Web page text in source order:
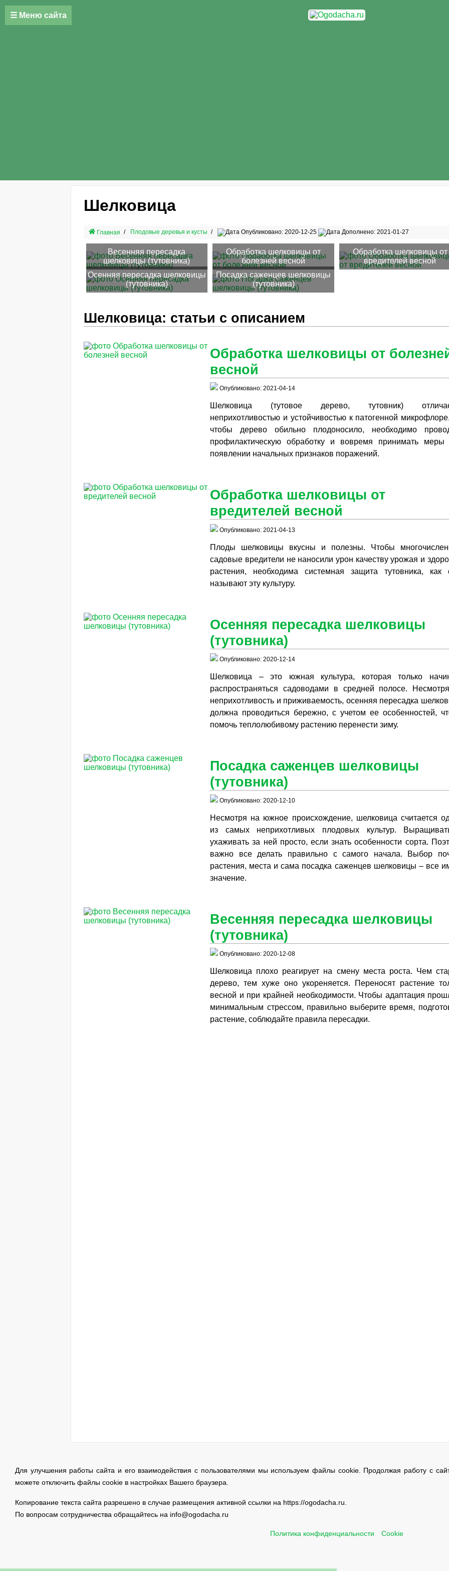
☰ Меню сайта
Шелковица
Главная Плодовые деревья и кусты Опубликовано: 2020-12-25 Дополнено: 2021-01-27
Весенняя пересадка
шелковицы (тутовника)
Обработка шелковицы от
болезней весной
Обработка шелковицы от
вредителей весной
Осенняя пересадка шелковицы
(тутовника)
Посадка саженцев шелковицы
(тутовника)
Шелковица: статьи с описанием
Обработка шелковицы от
весной
Опубликовано: 2021-04-14
Шелковица (тутовое дерево, тутовник)
неприхотливостью и устойчивостью к патогенной
чтобы дерево обильно плодоносило, необходимо
профилактическую обработку и вовремя принимать меры
появлении начальных признаков поражений.
Обработка шелковицы от
вредителей весной
Опубликовано: 2021-04-13
Плоды шелковицы вкусны и полезны. Чтобы
садовые вредители не наносили урон качеству урожая и
растения, необходима системная защита тутовника, как
называют эту культуру.
Осенняя пересадка шелковицы
(тутовника)
Опубликовано: 2020-12-14
Шелковица – это южная культура, которая только
распространяться садоводами в средней полосе.
неприхотливость и приживаемость, осенняя пересадка
должна проводиться бережно, с учетом ее особенностей,
помочь теплолюбивому растению перенести зиму.
Посадка саженцев шелковицы
(тутовника)
Опубликовано: 2020-12-10
Несмотря на южное происхождение, шелковица считается
из самых неприхотливых плодовых культур.
ухаживать за ней просто, если знать особенности сорта.
важно все делать правильно с самого начала. Выбор
растения, места и сама посадка саженцев шелковицы – все
значение.
Весенняя пересадка шелковицы
(тутовника)
Опубликовано: 2020-12-08
Шелковица плохо реагирует на смену места роста. Чем
дерево, тем хуже оно укореняется. Переносят растение
весной и при крайней необходимости. Чтобы адаптация
минимальным стрессом, правильно выберите время,
растение, соблюдайте правила пересадки.
Для улучшения работы сайта и его взаимодействия с пользователями мы используем файлы cookie. Продолжая работу с
можете отключить файлы cookie в настройках Вашего браузера.
Копирование текста сайта разрешено в случае размещения активной ссылки на https://ogodacha.ru.
По вопросам сотрудничества обращайтесь на info@ogodacha.ru
Политика конфиденциальности Cookie